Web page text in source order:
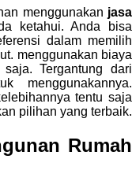
menggunakan jasa
ketahui. Anda bisa
dalam memilih
menggunakan biaya
Tergantung dari
menggunakannya.
tentu saja
pilihan yang terbaik.
Rumah